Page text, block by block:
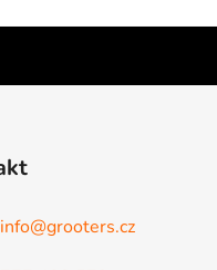
info@grooters.cz